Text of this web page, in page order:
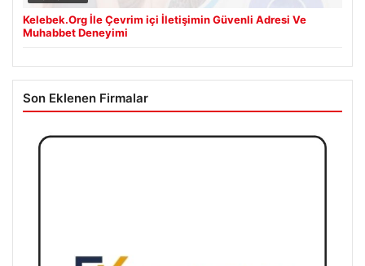
Kelebek.Org İle Çevrim içi İletişimin Güvenli Adresi Ve
Muhabbet Deneyimi
Son Eklenen Firmalar